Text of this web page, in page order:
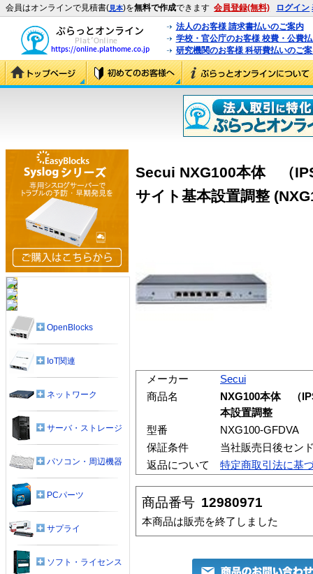
会員はオンラインで見積書(見本)を無料で作成できます 会員登録(無料) ログイン
法人のお客様 請求書払いのご案内
学校・官公庁のお客様 校費・公費
研究機関のお客様 科研費払いのご
Secui NXG100本体 （
サイト基本設置調整
メーカー
Secui
商品名
NXG100本体 （
本設置調整
型番
NXG100-GFDVA
保証条件
当社販売日後セン
返品について
特定商取引法に基
商品番号 12980971
本商品は販売を終了しました
OpenBlocks
IoT関連
ネットワーク
サーバ・ストレージ
パソコン・周辺機器
PCパーツ
サプライ
ソフト・ライセンス